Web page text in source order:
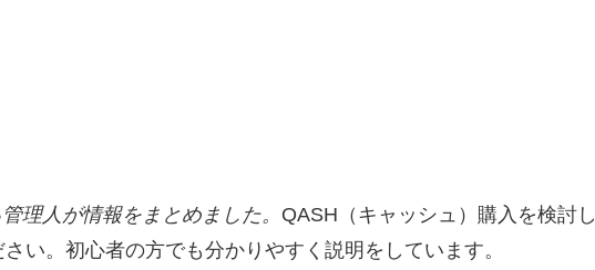
理人が情報をまとめました。 QASH（キャッシュ）購入を検討し
い。初心者の方でも分かりやすく説明をしています。